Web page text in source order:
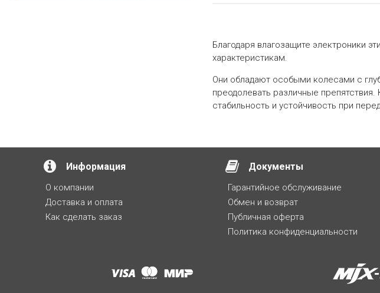
Благодаря влагозащите электроники
характеристикам.
Они обладают особыми колесами с
преодолевать различные
стабильность и устойчивость при
Информация
О компании
Доставка и оплата
Как сделать заказ
Документы
Гарантийное обслуживание
Обмен и возврат
Публичная оферта
Политика конфиденциальности